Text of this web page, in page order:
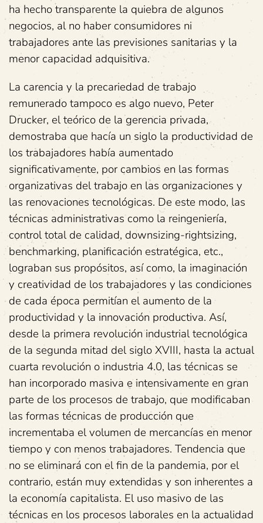
ha hecho transparente la quiebra de algunos
negocios, al no haber consumidores ni
trabajadores ante las previsiones sanitarias y la
menor capacidad adquisitiva.
La carencia y la precariedad de trabajo
remunerado tampoco es algo nuevo, Peter
Drucker, el teórico de la gerencia privada,
demostraba que hacía un siglo la productividad de
los trabajadores había aumentado
significativamente, por cambios en las formas
organizativas del trabajo en las organizaciones y
las renovaciones tecnológicas. De este modo, las
técnicas administrativas como la reingeniería,
control total de calidad, downsizing-rightsizing,
benchmarking, planificación estratégica, etc.,
lograban sus propósitos, así como, la imaginación
y creatividad de los trabajadores y las condiciones
de cada época permitían el aumento de la
productividad y la innovación productiva. Así,
desde la primera revolución industrial tecnológica
de la segunda mitad del siglo XVIII, hasta la actual
cuarta revolución o industria 4.0, las técnicas se
han incorporado masiva e intensivamente en gran
parte de los procesos de trabajo, que modificaban
las formas técnicas de producción que
incrementaba el volumen de mercancías en menor
tiempo y con menos trabajadores. Tendencia que
no se eliminará con el fin de la pandemia, por el
contrario, están muy extendidas y son inherentes a
la economía capitalista. El uso masivo de las
técnicas en los procesos laborales en la actualidad